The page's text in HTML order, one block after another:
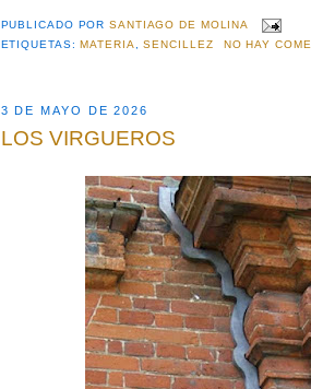
PUBLICADO PORSANTIAGO DE MOLINA
ETIQUETAS:MATERIA ,SENCILLEZ NO HAY
3 DE MAYO DE 2026
LOS VIRGUEROS